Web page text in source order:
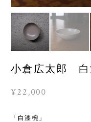
小倉広太郎 白
¥22,000
「白漆椀」